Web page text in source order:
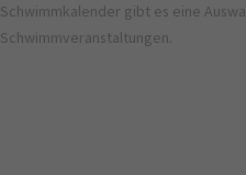
Schwimmkalender gibt es eine
Schwimmveranstaltungen.